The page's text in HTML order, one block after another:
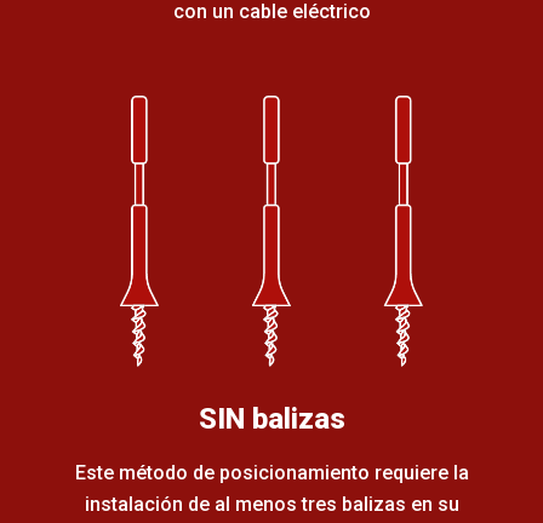
con un cable eléctrico
SIN balizas
Este método de posicionamiento requiere la
instalación de al menos tres balizas en su